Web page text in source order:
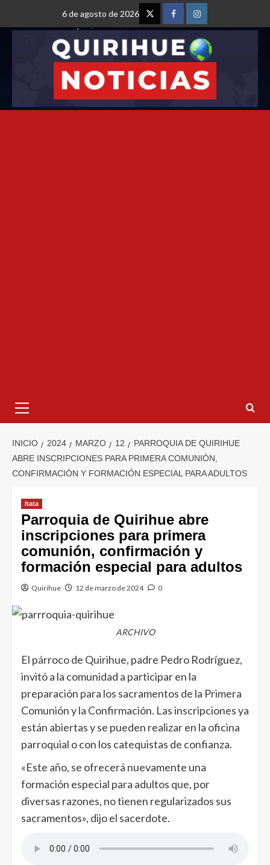
6 de agosto de 2026
INICIO 2024 MARZO 12
PARROQUIA DE QUIRIHUE
ABRE INSCRIPCIONES PARA PRIMERA COMUNIÓN,
CONFIRMACIÓN Y FORMACIÓN ESPECIAL PARA ADULTOS
Itata
Parroquia de Quirihue abre
inscripciones para primera
comunión, confirmación y
formación especial para adultos
Quirihue 12 de marzo de 2024 0
ARCHIVO
El párroco de Quirihue, padre Pedro Rodríguez,
invitó a la comunidad a participar en la
preparación para los sacramentos de la Primera
Comunión y la Confirmación. Las inscripciones ya
están abiertas y se pueden realizar en la oficina
parroquial o con los catequistas de confianza.
«Este año, se ofrecerá nuevamente una
formación especial para adultos que, por
diversas razones, no tienen regularizados sus
sacramentos», dijo el sacerdote.